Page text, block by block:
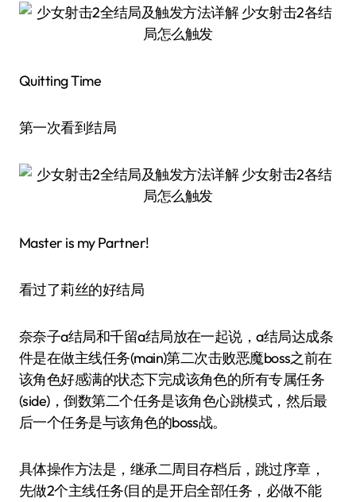
Quitting Time
第一次看到结局
Master is my Partner!
看过了莉丝的好结局
奈奈子a结局和千留a结局放在一起说，a结局达成条
件是在做主线任务(main)第二次击败恶魔boss之前在
该角色好感满的状态下完成该角色的所有专属任务
(side)，倒数第二个任务是该角色心跳模式，然后最
后一个任务是与该角色的boss战。
具体操作方法是，继承二周目存档后，跳过序章，
先做2个主线任务(目的是开启全部任务，必做不能